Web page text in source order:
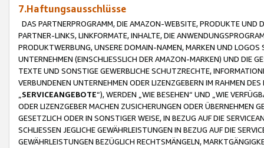
7.Haftungsausschlüsse
DAS PARTNERPROGRAMM, DIE AMAZON-WEBSITE, PRODUKTE UND
PARTNER-LINKS, LINKFORMATE, INHALTE, DIE
PRODUKTWERBUNG, UNSERE DOMAIN-NAMEN, MARKEN UND
UNTERNEHMEN (EINSCHLIESSLICH DER AMAZON-MARKEN) UND DIE
TEXTE UND SONSTIGE GEWERBLICHE SCHUTZRECHTE,
VERBUNDENEN UNTERNEHMEN ODER LIZENZGEBERN IM RAHMEN
SERVICEANGEBOTE“), WERDEN „WIE BESEHEN“ UND „WIE
ODER LIZENZGEBER MACHEN ZUSICHERUNGEN ODER ÜBERNEHMEN
GESETZLICH ODER IN SONSTIGER WEISE, IN BEZUG AUF DIE
SCHLIESSEN JEGLICHE GEWÄHRLEISTUNGEN IN BEZUG AUF DIE
GEWÄHRLEISTUNGEN BEZÜGLICH RECHTSMÄNGELN,